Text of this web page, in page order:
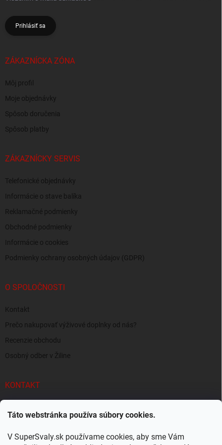
Táto webstránka používa súbory cookies.
V SuperSvaly.sk používame cookies, aby sme Vám
Prihlásiť sa
ZÁKAZNÍCKA ZÓNA
Môj profil
Moje objednávky
Spôsob doručenia
Spôsob platby
ZÁKAZNÍCKY SERVIS
Telefonické objednávky
Informácie o stave balíka
Reklamačné podmienky
Obchodné podmienky
Informácie o cookies
Podmienky ochrany osobných údajov (GDPR)
O SPOLOČNOSTI
Kontakt
Prečo nakupovať výživové doplnky od nás?
Recenzie obchodu
Osobný odber v Žiline
KONTAKT